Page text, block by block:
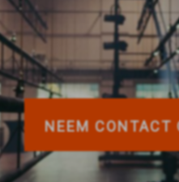
NEEM CONTACT